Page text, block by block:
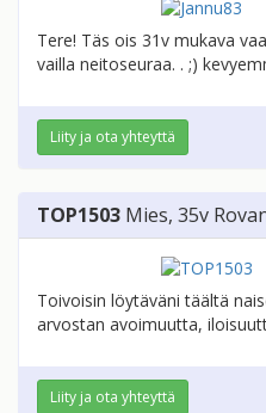
Tere! Täs ois 31v mukava
vailla neitoseuraa. . ;)
Liity ja ota yhteyttä
TOP1503 Mies, 35v
Toivoisin löytäväni täältä
arvostan avoimuutta,
Liity ja ota yhteyttä